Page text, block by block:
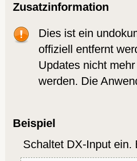
Zusatzinformation
Dies ist ein
offiziell entfernt
Updates nicht
werden. Die
Beispiel
Schaltet DX-Input ein.